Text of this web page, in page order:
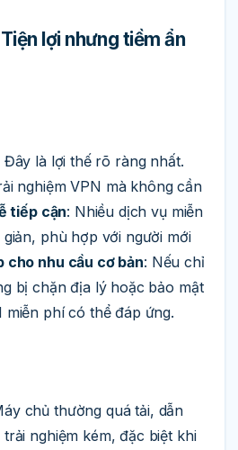
lợi nhưng tiềm ẩn
Đây là lợi thế rõ ràng nhất.
nghiệm VPN mà không cần
tiếp cận: Nhiều dịch vụ miễn
phù hợp với người mới
cho nhu cầu cơ bản: Nếu chỉ
bị chặn địa lý hoặc bảo mật
miễn phí có thể đáp ứng.
chủ thường quá tải, dẫn
nghiệm kém, đặc biệt khi